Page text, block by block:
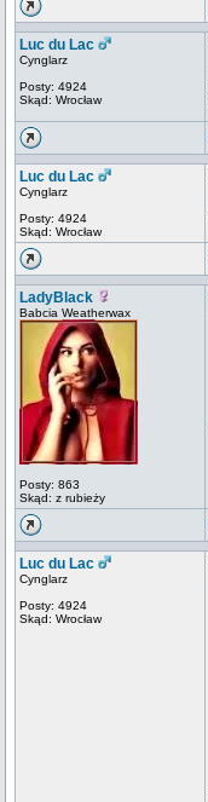
Luc du Lac
Cynglarz
Posty: 4924
Skąd: Wrocław
Luc du Lac
Cynglarz
Posty: 4924
Skąd: Wrocław
LadyBlack
Babcia Weatherwax
Posty: 863
Skąd: z rubieży
Luc du Lac
Cynglarz
Posty: 4924
Skąd: Wrocław